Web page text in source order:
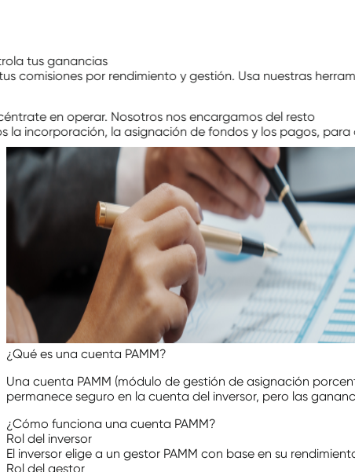
Controla tus ganancias
Personaliza tus comisiones por rendimiento y gestión. Usa
Concéntrate en operar. Nosotros nos encargamos del
Gestionamos la incorporación, la asignación de fondos y
¿Qué es una cuenta PAMM?
Una cuenta PAMM (módulo de gestión de asignación
permanece seguro en la cuenta del inversor, pero las
¿Cómo funciona una cuenta PAMM?
Rol del inversor
El inversor elige a un gestor PAMM con base en su
Rol del gestor